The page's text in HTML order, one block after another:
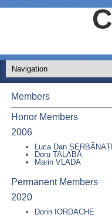
Members
Honor Members
2006
Luca Dan ȘERBĂNAȚI
Doru TALABĂ
Marin VLADA
Permanent Members
2020
Dorin IORDACHE